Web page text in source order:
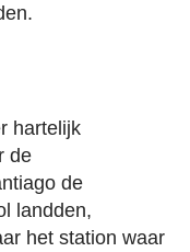
hartelijk
de
de
landden,
het station waar